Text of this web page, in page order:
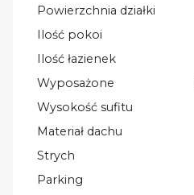
Powierzchnia działki
Ilość pokoi
Ilość łazienek
Wyposażone
Wysokość sufitu
Materiał dachu
Strych
Parking